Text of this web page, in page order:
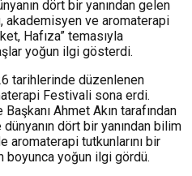
dört bir yanından gelen
ve aromaterapi
Hafıza” temasıyla
yoğun ilgi gösterdi.
tarihlerinde düzenlenen
Festivali sona erdi.
Ahmet Akın tarafından
dört bir yanından bilim
aromaterapi tutkunlarını bir
yoğun ilgi gördü.